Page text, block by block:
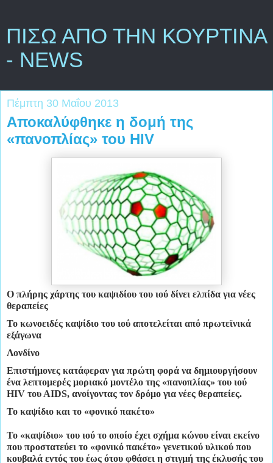
ΠΙΣΩ ΑΠΟ ΤΗΝ ΚΟΥΡΤΙΝΑ
- NEWS
Πέμπτη 30 Μαΐου 2013
Αποκαλύφθηκε η δομή της
«πανοπλίας» του HIV
Ο πλήρης χάρτης του καψιδίου του ιού δίνει ελπίδα για νέες
θεραπείες
Το κωνοειδές καψίδιο του ιού αποτελείται από πρωτεϊνικά
εξάγωνα
Λονδίνο
Επιστήμονες κατάφεραν για πρώτη φορά να δημιουργήσουν
ένα λεπτομερές μοριακό μοντέλο της «πανοπλίας» του ιού
HIV του ΑIDS, ανοίγοντας τον δρόμο για νέες θεραπείες.
Το καψίδιο και το «φονικό πακέτο»
Το «καψίδιο» του ιού το οποίο έχει σχήμα κώνου είναι εκείνο
που προστατεύει το «φονικό πακέτο» γενετικού υλικού που
κουβαλά εντός του έως ότου φθάσει η στιγμή της έκλυσής του